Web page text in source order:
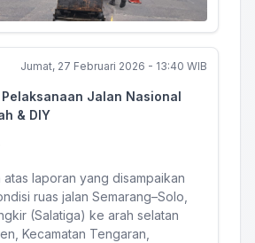
Jumat, 27 Februari 2026 - 13:40 WIB
Jalan Nasional
& DIY
atas laporan yang disampaikan
ruas jalan Semarang–Solo,
(Salatiga) ke arah selatan
Kecamatan Tengaran,